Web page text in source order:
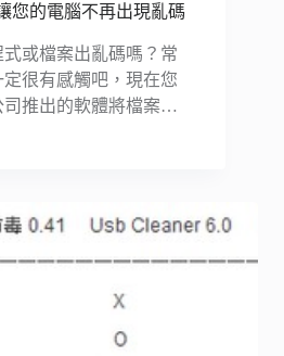
您的電腦不再出現亂碼
或檔案出亂碼嗎？常
很有感觸吧，現在您
司推出的軟體將檔案…